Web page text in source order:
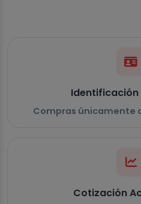
Identificación
Compras únicamente
Cotización